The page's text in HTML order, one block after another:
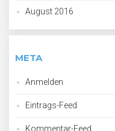
August 2016
META
Anmelden
Eintrags-Feed
Kommentar-Feed